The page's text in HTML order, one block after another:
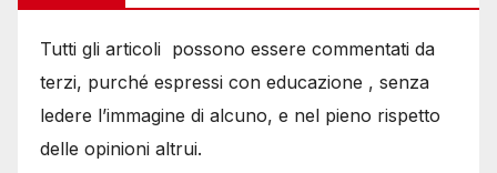
Tutti gli articoli possono essere commentati da
terzi, purché espressi con educazione , senza
ledere l’immagine di alcuno, e nel pieno rispetto
delle opinioni altrui.